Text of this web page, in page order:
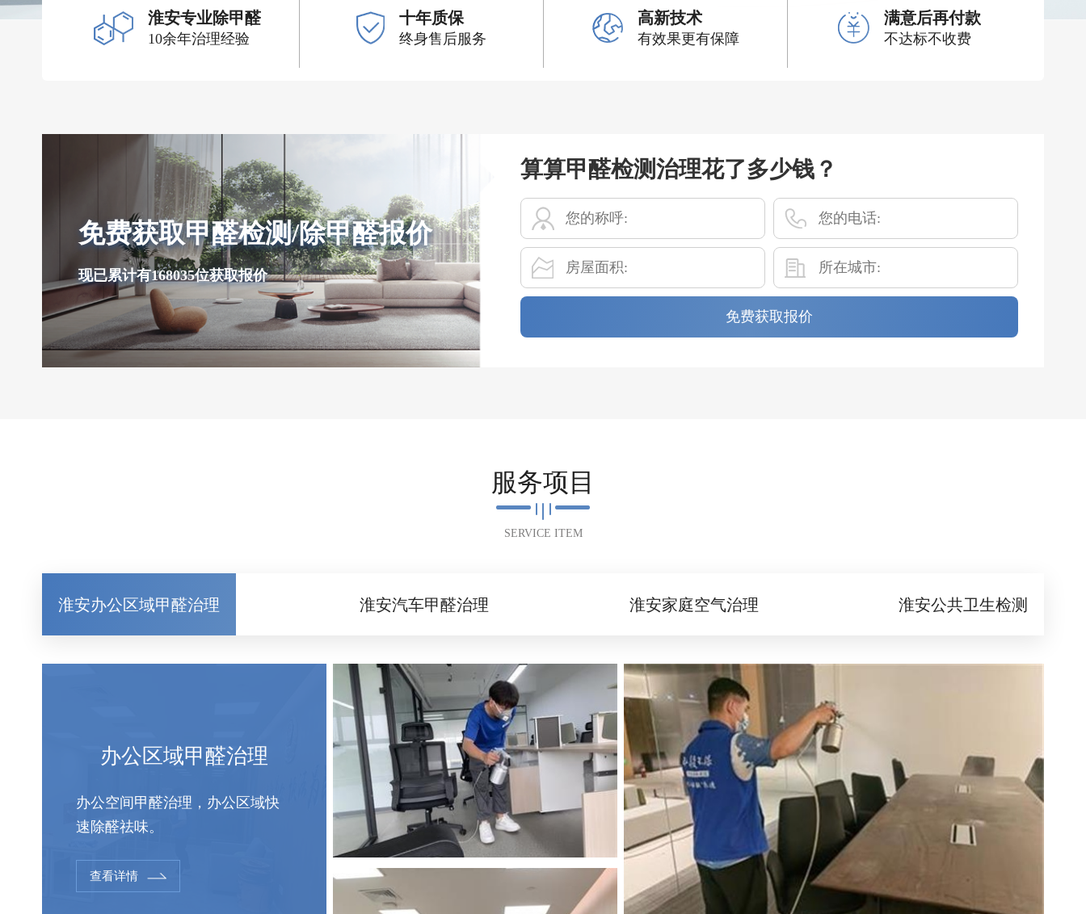
淮安专业除甲醛
10余年治理经验
十年质保
终身售后服务
高新技术
有效果更有保障
满意后再付款
不达标不收费
免费获取甲醛检测/除甲醛报价
现已累计有168035位获取报价
算算甲醛检测治理花了多少钱？
免费获取报价
服务项目
SERVICE ITEM
淮安办公区域甲醛治理 淮安汽车甲醛治理 淮安家庭空气治理 淮安公共卫生检测
办公区域甲醛治理
办公空间甲醛治理，办公区域快
速除醛祛味。
查看详情